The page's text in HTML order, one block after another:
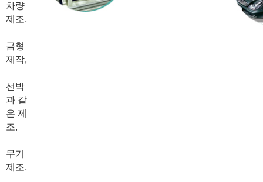
차량
제조,
금형
제작,
선박
과 같
은 제
조,
무기
제조,